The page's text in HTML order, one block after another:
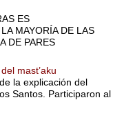
ES
MAYORÍA DE LAS
DE PARES
mast’aku
la explicación del
Santos. Participaron al